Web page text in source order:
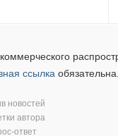
ссылка обязательна.
новостей
автора
ответ